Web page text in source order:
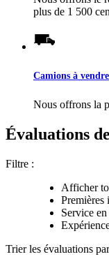
plus de 1 500
Camions à vendre
Nous offrons la
Évaluations
Filtre :
Afficher
Premières
Service
Trier les évaluations